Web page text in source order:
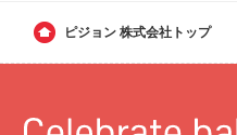
ピジョン 株式会社トップ